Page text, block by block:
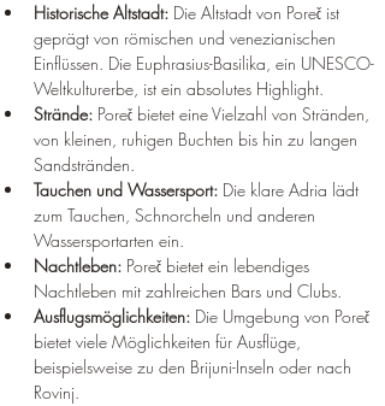
Historische Altstadt: Die Altstadt von Poreč ist
geprägt von römischen und venezianischen
Einflüssen. Die Euphrasius-Basilika, ein UNESCO-
Weltkulturerbe, ist ein absolutes Highlight.
Strände: Poreč bietet eine Vielzahl von Stränden,
von kleinen, ruhigen Buchten bis hin zu langen
Sandstränden.
Tauchen und Wassersport: Die klare Adria lädt
zum Tauchen, Schnorcheln und anderen
Wassersportarten ein.
Nachtleben: Poreč bietet ein lebendiges
Nachtleben mit zahlreichen Bars und Clubs.
Ausflugsmöglichkeiten: Die Umgebung von Poreč
bietet viele Möglichkeiten für Ausflüge,
beispielsweise zu den Brijuni-Inseln oder nach
Rovinj.